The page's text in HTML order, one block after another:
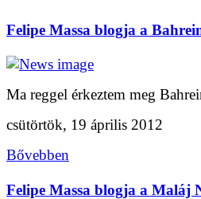
Felipe Massa blogja a
Ma reggel érkeztem meg
csütörtök, 19 április 2012
Bővebben
Felipe Massa blogja a Maláj